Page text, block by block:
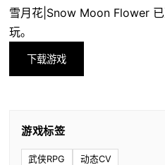
雪月花|Snow Moon Flower
玩。
下载游戏
游戏标签
武侠RPG 动态CV